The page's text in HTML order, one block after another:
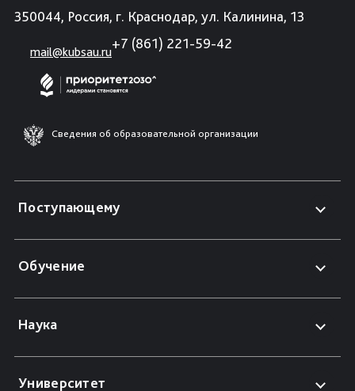
350044, Россия, г. Краснодар, ул. Калинина, 13
mail@kubsau.ru
+7 (861) 221-59-42
Сведения об образовательной организации
Поступающему
Обучение
Наука
Университет